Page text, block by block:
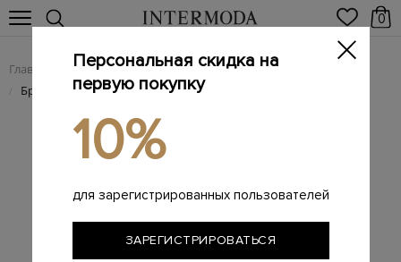
0
Главная Женщинам / Женская одежда / Женские брюки
/ Брюки из хлопка и льна с поясом на кулиске
Персональная скидка на
первую покупку
10%
для зарегистрированных пользователей
ЗАРЕГИСТРИРОВАТЬСЯ